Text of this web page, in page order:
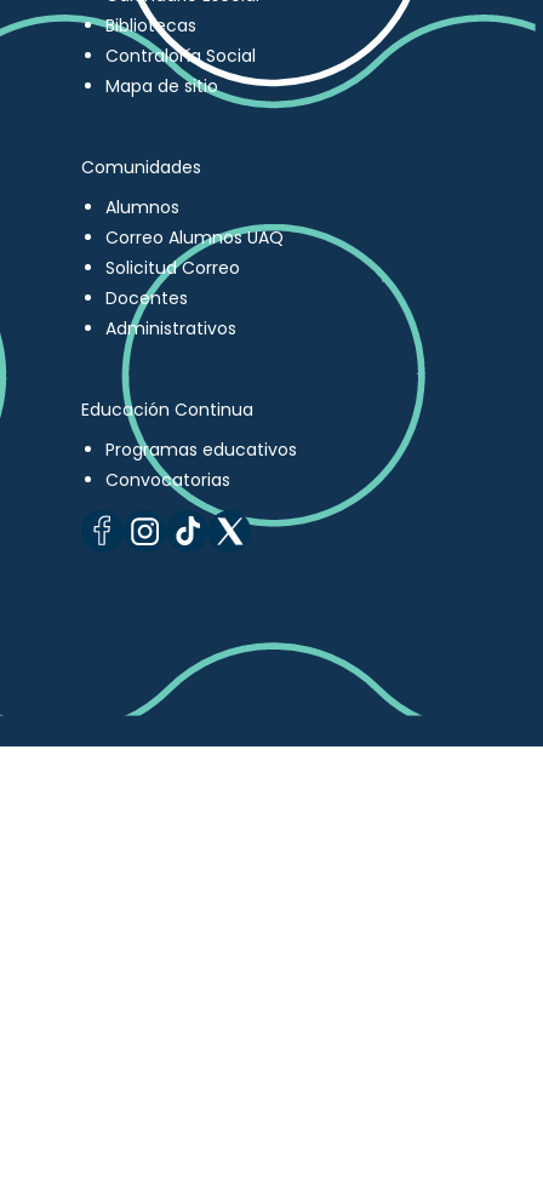
Bibliotecas
Contraloría Social
Mapa de sitio
Comunidades
Alumnos
Correo Alumnos UAQ
Solicitud Correo
Docentes
Administrativos
Educación Continua
Programas educativos
Convocatorias